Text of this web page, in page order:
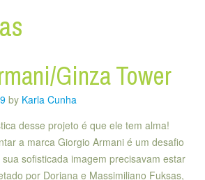
Ginza Tower
by Karla Cunha
desse projeto é que ele tem alma!
a marca Giorgio Armani é um desafio
sofisticada imagem precisavam estar
por Doriana e Massimiliano Fuksas,